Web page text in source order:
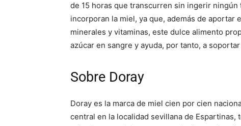
de 15 horas que transcurren sin ingerir
incorporan la miel, ya que, además de
minerales y vitaminas, este dulce alimento
azúcar en sangre y ayuda, por tanto, a
Sobre Doray
Doray es la marca de miel cien por cien
central en la localidad sevillana de